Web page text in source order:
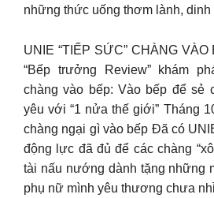
những thức uống thơm lành,
UNIE “TIẾP SỨC” CHÀNG
“Bếp trưởng Review” khám
chàng vào bếp: Vào bếp để sẻ
yêu với “1 nửa thế giới” Tháng
chàng ngại gì vào bếp Đã có
động lực đã đủ để các chàng
tài nấu nướng dành tặng những
phụ nữ mình yêu thương chưa